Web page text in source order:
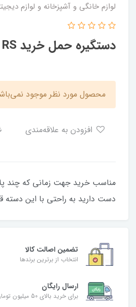
لوازم خانگی و آشپزخانه و لوازم
دستگیره حمل خرید RS
محصول مورد نظر موجود
مناسب خرید جهت زمانی که چند
دست دارید به راحتی با این
تضمین اصالت کالا
انتخاب از برترین برندها
ارسال رایگان
برای خرید بالای 50 میلیون تومان